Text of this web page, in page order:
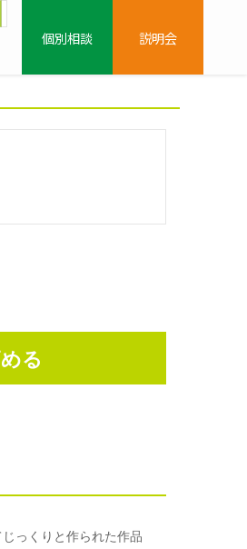
個別相談
説明会
る
っくりと作られた作品